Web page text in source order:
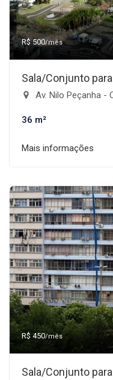
R$ 500/mês
Sala/Conjunto
Av. Nilo Peçanha -
36 m²
Mais informações
R$ 450/mês
Sala/Conjunto